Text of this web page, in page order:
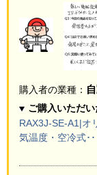
購入者の業種：
ご購入いただ
RAX3J-SE-A1|オ
気温度・空冷式･･